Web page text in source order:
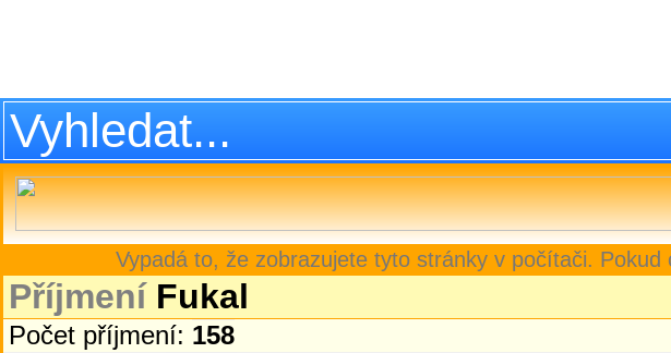
Vypadá to, že zobrazujete tyto stránky v počítači.
PříjmeníFukal
Počet příjmení: 158